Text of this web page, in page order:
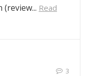
Read
3